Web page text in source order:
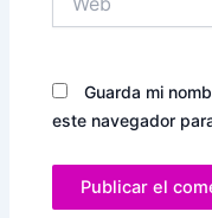
Guarda mi
este navegador